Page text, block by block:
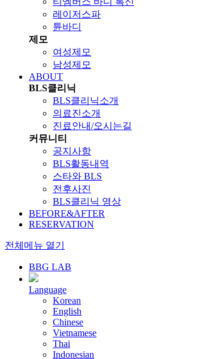
레이저스파
튠바디
제모
여성제모
남성제모
ABOUT
BLS클리닉
BLS클리닉소개
의료진소개
진료안내/오시는길
커뮤니티
공지사항
BLS활동내역
스타와 BLS
전후사진
BLS클리닉 영상
BEFORE&AFTER
RESERVATION
전체메뉴 열기
BBG LAB
Language
Korean
English
Chinese
Vietnamese
Thai
Indonesian